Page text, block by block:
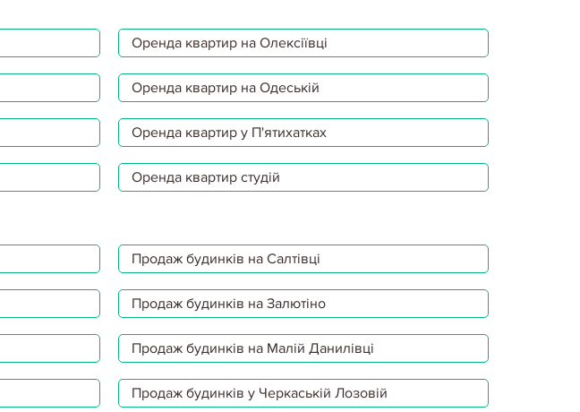
Оренда квартир на Олексіївці
Оренда квартир на Одеській
Оренда квартир у П'ятихатках
Оренда квартир студій
Продаж будинків на Салтівці
Продаж будинків на Залютіно
Продаж будинків на Малій Данилівці
Продаж будинків у Черкаській Лозовій